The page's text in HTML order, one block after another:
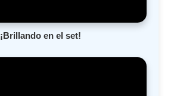
¡Brillando en el set!